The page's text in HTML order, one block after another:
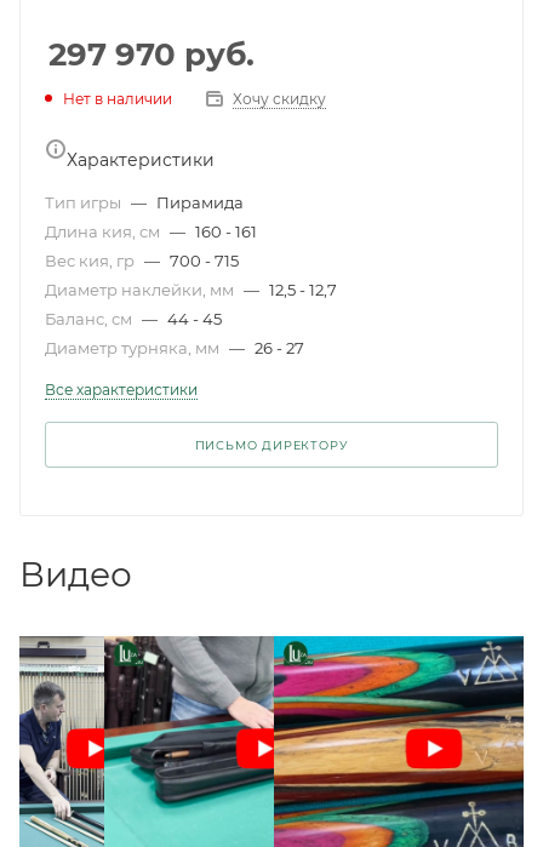
297 970 руб.
Нет в наличии Хочу скидку
Характеристики
Тип игры — Пирамида
Длина кия, см — 160 - 161
Вес кия, гр — 700 - 715
Диаметр наклейки, мм — 12,5 - 12,7
Баланс, см — 44 - 45
Диаметр турняка, мм — 26 - 27
Все характеристики
ПИСЬМО ДИРЕКТОРУ
Видео